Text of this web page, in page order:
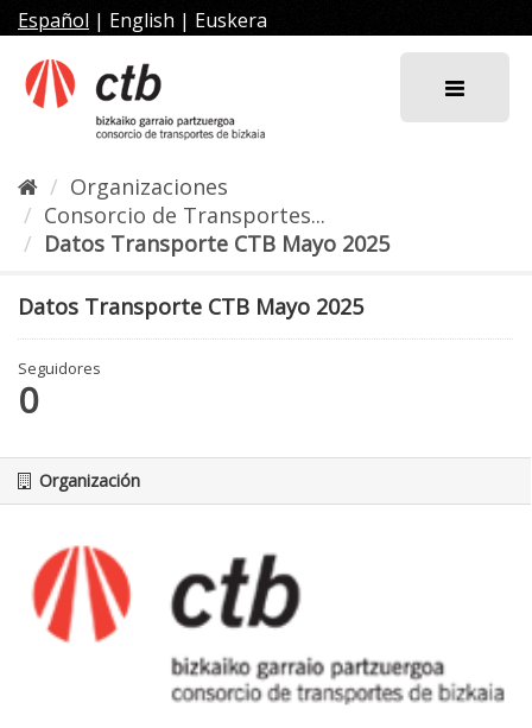
al
contenido
Español | English | Euskera
Organizaciones
Consorcio de Transportes...
Datos Transporte CTB Mayo 2025
Datos Transporte CTB Mayo 2025
Seguidores
0
Organización